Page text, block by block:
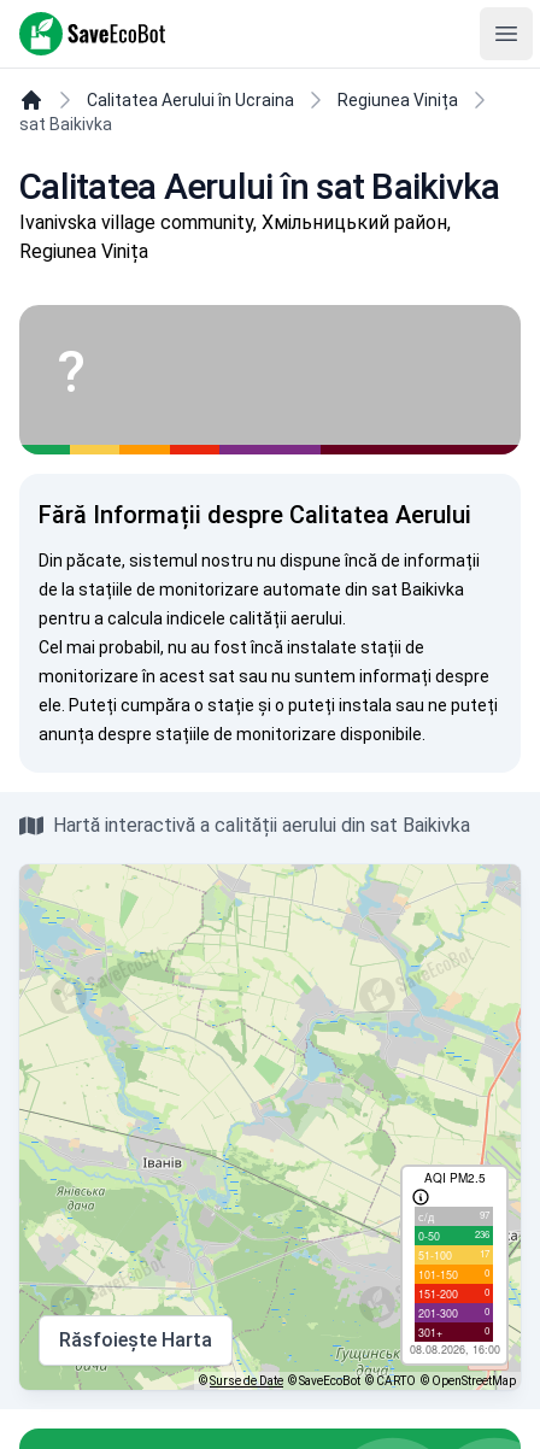
SaveEcoBot
Calitatea Aerului în Ucraina
Regiunea Vinița
sat Baikivka
Calitatea Aerului în sat Baikivka
Ivanivska village community, Хмільницький район,
Regiunea Vinița
?
Fără Informații despre Calitatea Aerului
Din păcate, sistemul nostru nu dispune încă de informații
de la stațiile de monitorizare automate din sat Baikivka
pentru a calcula indicele calității aerului.
Cel mai probabil, nu au fost încă instalate stații de
monitorizare în acest sat sau nu suntem informați despre
ele. Puteți cumpăra o stație și o puteți instala sau ne puteți
anunța despre stațiile de monitorizare disponibile.
Hartă interactivă a calității aerului din sat Baikivka
AQI PM2.5
с/д 97
0-50 236
51-100 17
101-150 0
151-200 0
201-300 0
301+ 0
08.08.2026, 16:00
Răsfoiește Harta
©Surse de Date © SaveEcoBot © CARTO © OpenStreetMap